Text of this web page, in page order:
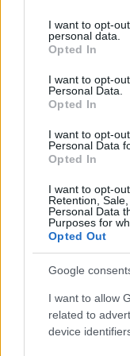
not limited to your
grant or deny
use your data for
consent section.
I want to opt-
personal data.
Opted In
I want to opt-
Personal Data.
Opted In
I want to opt-
Personal Data
Opted In
I want to opt-
Retention,
Personal Data
Purposes for
Opted Out
Google
I want to allow
related to
device
Szekérbakra
lovai közé csapva
Dalok:
2. TISZÁN
3. URAM AZ IDŐ
5. BORT ISZOK
6. KUSS KI!
7. KUNSÁGIFI
8. HAZA!
Előadók:
Juhász Zoltán